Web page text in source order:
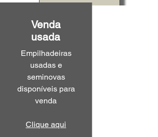
Venda
usada
Empilhadeiras
usadas e
seminovas
disponíveis para
venda
Clique aqui